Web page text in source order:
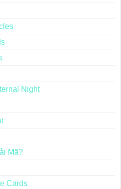
Night
Mã?
Cards